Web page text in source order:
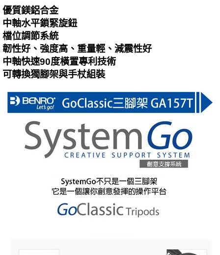
優質鎂鋁合金
中軸水平鎖緊旋鈕
檔位調節系統
韌性好、強度高、重量輕、減震性好
中軸快速90度橫置專利技術
可轉換獨腳架與手杖組裝